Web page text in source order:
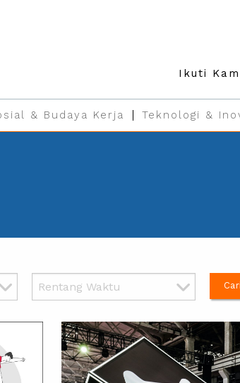
Ikuti
& Budaya Kerja Teknologi &